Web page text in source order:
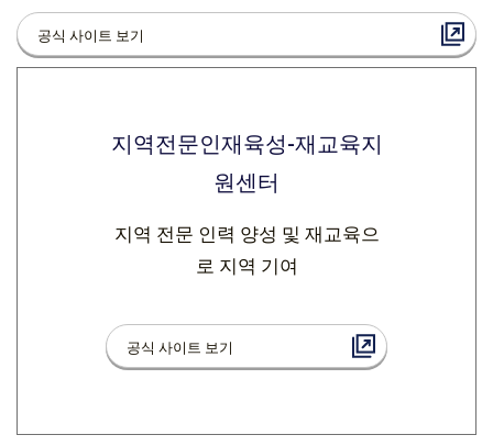
공식 사이트 보기
지역전문인재육성-재교육지
원센터
지역 전문 인력 양성 및 재교육으
로 지역 기여
공식 사이트 보기